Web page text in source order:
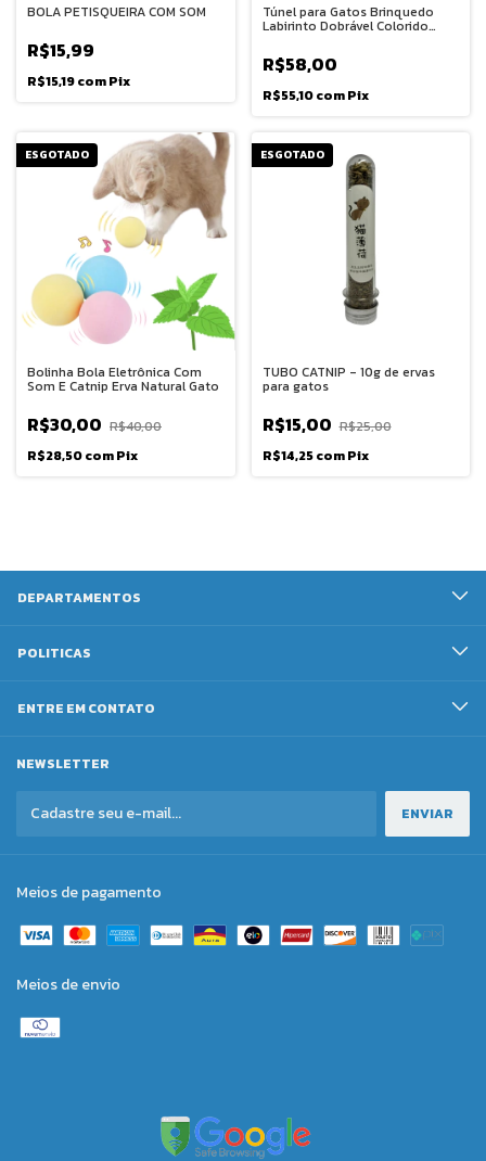
BOLA PETISQUEIRA COM SOM
R$15,99
R$15,19comPix
Túnel para Gatos Brinquedo
Labirinto Dobrável Colorido
Interativo Animais Pet Diversão
R$58,00
R$55,10comPix
ESGOTADO
Bolinha Bola Eletrônica Com
Som E Catnip Erva Natural Gato
R$30,00 R$40,00
R$28,50comPix
ESGOTADO
TUBO CATNIP - 10g de ervas
para gatos
R$15,00 R$25,00
R$14,25comPix
DEPARTAMENTOS
POLITICAS
ENTRE EM CONTATO
NEWSLETTER
Meios de pagamento
Meios de envio